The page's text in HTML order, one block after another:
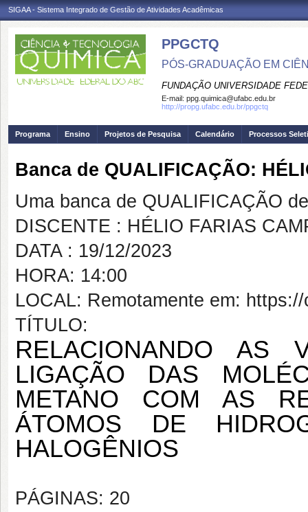
SIGAA - Sistema Integrado de Gestão de Atividades Acadêmicas
PPGCTQ
PÓS-GRADUAÇÃO EM
FUNDAÇÃO UNIVERSIDADE
E-mail: ppg.quimica@ufabc.edu.br
http://propg.ufabc.edu.br/ppgctq
Programa Ensino Projetos de Pesquisa Calendário Processos
Banca de QUALIFICAÇÃO:
Uma banca de QUALIFICAÇÃO
DISCENTE : HÉLIO FARIAS
DATA : 19/12/2023
HORA: 14:00
LOCAL: Remotamente em:
TÍTULO:
RELACIONANDO AS
LIGAÇÃO DAS
METANO COM AS
ÁTOMOS DE
HALOGÊNIOS
PÁGINAS: 20